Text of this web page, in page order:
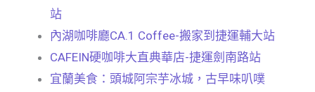
站
內湖咖啡廳CA.1 Coffee-搬家到捷運輔大站
CAFEIN硬咖啡大直典華店-捷運劍南路站
宜蘭美食：頭城阿宗芋冰城，古早味叭噗